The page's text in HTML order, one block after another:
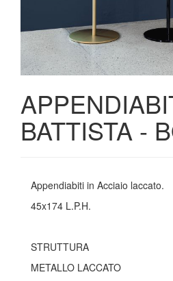
BATTISTA -
Appendiabiti in Acciaio laccato.
45x174 L.P.H.
STRUTTURA
METALLO LACCATO